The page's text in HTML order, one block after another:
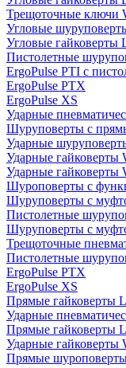
Трещоточные ключи
Угловые
Угловые гайковерты
Пистолетные
ErgoPulse PTI с
ErgoPulse PTX
ErgoPulse XS
Ударные
Шуруповерты с
Ударные
Ударные гайковерты
Ударные гайковерты
Шуроповерты с
Шуруповерты с
Пистолетные
Шуруповерты с
Трещоточные
Пистолетные
ErgoPulse PTX
ErgoPulse XS
Прямые гайковерты
Ударные
Прямые гайковерты
Ударные гайковерты
Прямые